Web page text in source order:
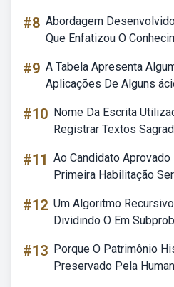
#8 Abordagem
Que Enfatizou O
#9 A Tabela Apresenta
Aplicações De Alguns
#10 Nome Da Escrita
Registrar Textos
#11 Ao Candidato
Primeira Habilitação
#12 Um Algoritmo
Dividindo O Em
#13 Porque O Patrimônio
Preservado Pela